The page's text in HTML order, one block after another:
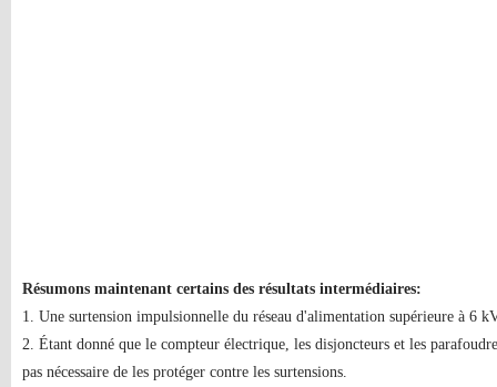
Résumons maintenant certains des résultats intermédiaires:
1. Une surtension impulsionnelle du réseau d'alimentation supérieure à 6
2. Étant donné que le compteur électrique, les disjoncteurs et les
pas nécessaire de les protéger contre les surtensions.